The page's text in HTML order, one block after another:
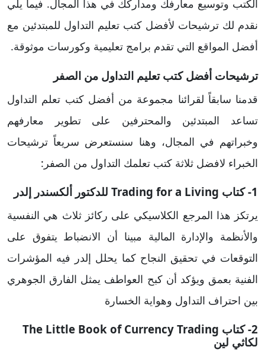
الكتب وتوسيع معارفك ومداركك في هذا المجال. فيما يلي
نقدم لك ترشيحات لأفضل كتب تعليم التداول للمبتدئين مع
أفضل المواقع التي تقدم برامج تعليمية وكورسات موثوقة.
ترشيحات أفضل كتب تعليم التداول من الصفر
قدمنا سابقاً لقرائنا مجموعة من أفضل كتب تعلم التداول
تساعد المبتدئين والمحترفين على تطوير معارفهم
وخبراتهم في المجال، وهنا سنستعرض سريعاً ترشيحات
الخبراء لافضل ثلاثة كتب تعلمك التداول من الصفر:
1- ​كتاب Trading for a Living للدكتور ألكسندر إلدر
يرتكز هذا المرجع الكلاسيكي على ركائز ثلاث هي النفسية
والأنظمة والإدارة المالية مبينا أن الانضباط يتفوق على
التوقعات في تحقيق النجاح كما يحلل إلدر فيه المؤشرات
الفنية بعمق ويؤكد أن كبح العواطف يمثل الفارق الجوهري
بين احتراف التداول وهواية الخسارة
2- ​كتاب The Little Book of Currency Trading
لكاثي لين